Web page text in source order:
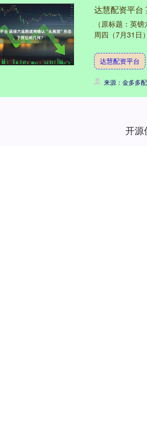
达慧配资平台
（原标题：英
周四（7月31日
达慧配资平台
来源：金多多
开源